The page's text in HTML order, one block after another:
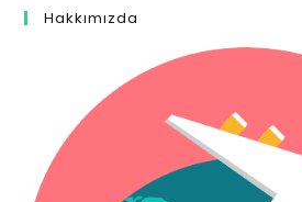
Hakkımızda